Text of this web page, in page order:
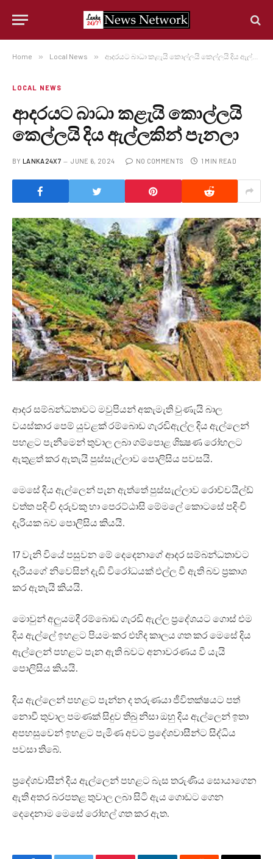
Home » Local News » ආදරයට බාධා කළැයි කොල්ලයි කෙල්ලයි දිය ඇල්ලකින් පැනලා
LOCAL NEWS
ආදරයට බාධා කළැයි කොල්ලයි
කෙල්ලයි දිය ඇල්ලකින් පැනලා
BY LANKA24X7 JUNE 6, 2024 NO COMMENTS 1 MIN READ
ආදර සම්බන්ධතාවට මවුපියන් අකැමැති වුණැයි බාල
වයස්කාර පෙම් යුවළක් රම්බොඩ ගැරඬිඇල්ල දිය ඇල්ලෙන්
පහළට පැනීමෙන් තුවාල ලබා ගම්පොළ ශික්‍ෂණ රෝහලට
ඇතුළත් කර ඇතැයි පුස්සැල්ලාව පොලිසිය පවසයි.
මෙසේ දිය ඇල්ලෙන් පැන ඇත්තේ පුස්සැල්ලාව රොච්චයිල්ඩ්
වත්ත පදිංචි දරුවකු හා පෙරට්ඨාසි මේමලේ කොටසේ පදිංචි
දැරියක බව පොලිසිය කියයි.
17 වැනි වියේ පසුවන මේ දෙදෙනාගේ ආදර සම්බන්ධතාවට
දැරියගේ නිවෙසින් දැඩි විරෝධයක් එල්ල වී ඇති බව ප්‍රකාශ
කර ඇතැයි කියයි.
මොවුන් අලුයමදී රම්බොඩ ගැරඬි ඇල්ල ප්‍රදේශයට ගොස් එම
දිය ඇල්ලේ ඉහළට පියමංකර එහිද කාලය ගත කර මෙසේ දිය
ඇල්ලෙන් පහළට පැන ඇති බවට අනාවරණය වී යැයි
පොලිසිය කියයි.
දිය ඇල්ලෙන් පහළට පැන්න ද තරුණයා ජීවිතක්ෂයට පත්
නොවී තුවාල පමණක් සිදුව තිබු නිසා ඔහු දිය ඇල්ලෙන් ඉතා
අපහසුවෙන් ඉහළට පැමිණ අවට ප්‍රදේශවාසීන්ට සිද්ධිය
පවසා තිබේ.
ප්‍රදේශවාසීන් දිය ඇල්ලෙන් පහළට බැස තරුණිය සොයාගෙන
ඇති අතර බරපතළ තුවාල ලබා සිටි ඇය ගොඩට ගෙන
දෙදෙනාම මෙසේ රෝහල් ගත කර ඇත.